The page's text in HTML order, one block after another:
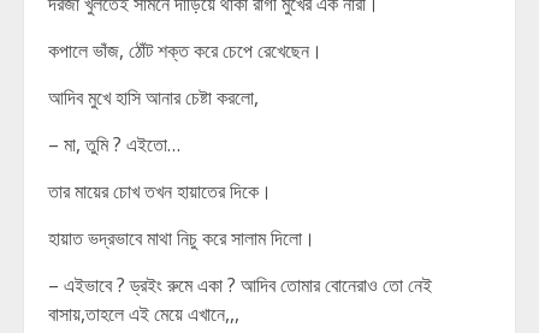
কপালে ভাঁজ, ঠোঁট শক্ত করে চেপে রেখেছেন।
আদিব মুখে হাসি আনার চেষ্টা করলো,
– মা, তুমি ? এইতো…
তার মায়ের চোখ তখন হায়াতের দিকে।
হায়াত ভদ্রভাবে মাথা নিচু করে সালাম দিলো।
– এইভাবে ? ড্রইং রুমে একা ? আদিব তোমার বোনেরাও তো নেই
বাসায়,তাহলে এই মেয়ে এখানে,,,